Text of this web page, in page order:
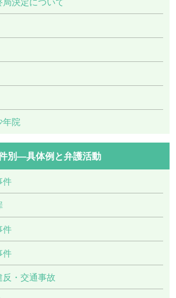
年院
別―具体例と弁護活動
件
件
件
・交通事故